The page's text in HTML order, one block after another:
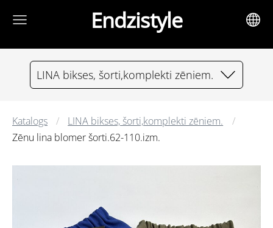
Endzistyle
LINA bikses, šorti,komplekti zēniem.
Katalogs
LINA bikses, šorti,komplekti zēniem.
Zēnu lina blomer šorti.62-110.izm.